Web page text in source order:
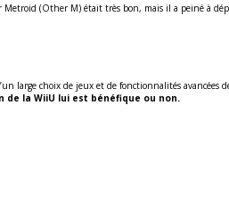
Metroid (Other M) était très bon, mais il a peiné à
large choix de jeux et de fonctionnalités avancées
la WiiU lui est bénéfique ou non.